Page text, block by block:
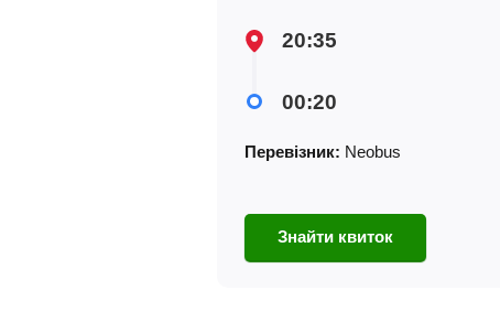
20:35
00:20
Перевізник: Neobus
Знайти квиток